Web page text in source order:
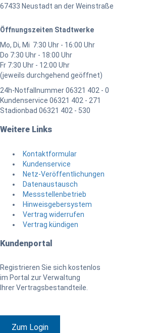
67433 Neustadt an der Weinstraße
Öffnungszeiten Stadtwerke
Mo, Di, Mi 7:30 Uhr - 16:00 Uhr
Do 7:30 Uhr - 18:00 Uhr
Fr 7:30 Uhr - 12:00 Uhr
(jeweils durchgehend geöffnet)
24h-Notfallnummer 06321 402 - 0
Kundenservice 06321 402 - 271
Stadionbad 06321 402 - 530
Weitere Links
Kontaktformular
Kundenservice
Netz-Veröffentlichungen
Datenaustausch
Messstellenbetrieb
Hinweisgebersystem
Vertrag widerrufen
Vertrag kündigen
Kundenportal
Registrieren Sie sich kostenlos
im Portal zur Verwaltung
Ihrer Vertragsbestandteile.
Zum Login